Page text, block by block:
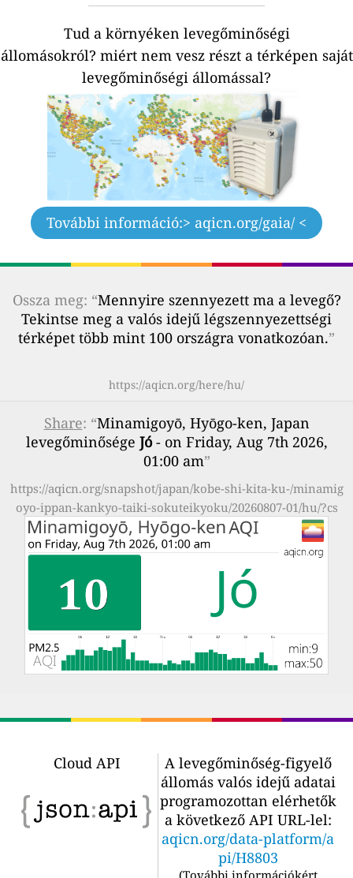
Tud a környéken levegőminőségi
állomásokról? miért nem vesz részt a térképen saját
levegőminőségi állomással?
További információ:> aqicn.org/gaia/ <
Ossza meg: “Mennyire szennyezett ma a levegő?
Tekintse meg a valós idejű légszennyezettségi
térképet több mint 100 országra vonatkozóan.”
https://aqicn.org/here/hu/
Share: “Minamigoyō, Hyōgo-ken, Japan
levegőminősége Jó- on Friday, Aug 7th 2026,
01:00 am”
https://aqicn.org/snapshot/japan/kobe-shi-kita-ku-/minamig
oyo-ippan-kankyo-taiki-sokuteikyoku/20260807-01/hu/?cs
Cloud API
A levegőminőség-figyelő
állomás valós idejű adatai
programozottan elérhetők
a következő API URL-lel:
aqicn.org/data-platform/a
pi/H8803
(További információkért